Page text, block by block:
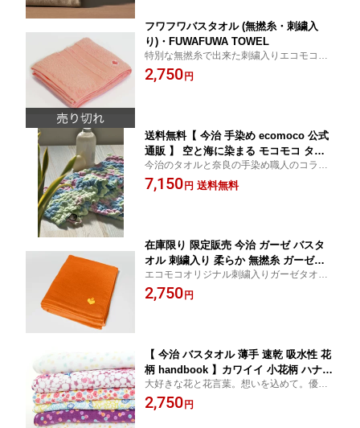
フワフワバスタオル (無撚糸・刺繍入
り)・FUWAFUWA TOWEL
特別な無撚糸で出来た刺繍入りエコモコオ
リジナル、フワフワタオルです。驚くほど
のやわらかさで、思わずほおずりしたくな
2,750円
送料無料【 今治 手染め ecomoco 公式
通販 】 空と海に染まる モコモコ タオ
ル バス1 枚 ギフト Box 付 日本製
今治のタオルと奈良の手染め職人のコラボ
で贅沢なタオルを作りました。大切な方へ
の贈り物にも最適です。
7,150円 送料無料
在庫限り 限定販売 今治 ガーゼ バスタ
オル 刺繍入り 柔らか 無撚糸 ガーゼパ
イル バス タオル 吸水 速乾
エコモコオリジナル刺繍入りガーゼタオ
ル。優しい肌触りのガーゼは、使用するほ
ど馴染み吸水性もよく速乾の優れもの。ガ
2,750円
【 今治 バスタオル 薄手 速乾 吸水性 花
柄 handbook 】カワイイ 小花柄 ハナブ
ック バスタオル 綿100% Hanabook Bat
h Towel 日本製
大好きな花と花言葉。想いを込めて。優し
い肌触りのバスタオルは、使用するほど馴
染み吸水性もよく速乾の優れもの。
2,750円